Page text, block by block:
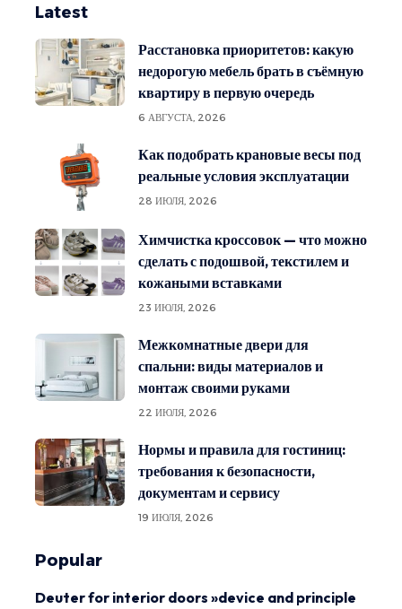
Latest
Расстановка приоритетов: какую
недорогую мебель брать в съёмную
квартиру в первую очередь
6 АВГУСТА, 2026
Как подобрать крановые весы под
реальные условия эксплуатации
28 ИЮЛЯ, 2026
Химчистка кроссовок — что можно
сделать с подошвой, текстилем и
кожаными вставками
23 ИЮЛЯ, 2026
Межкомнатные двери для
спальни: виды материалов и
монтаж своими руками
22 ИЮЛЯ, 2026
Нормы и правила для гостиниц:
требования к безопасности,
документам и сервису
19 ИЮЛЯ, 2026
Popular
Deuter for interior doors »device and principle